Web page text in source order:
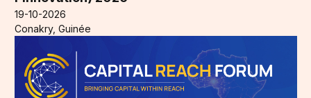
19-10-2026
Conakry, Guinée